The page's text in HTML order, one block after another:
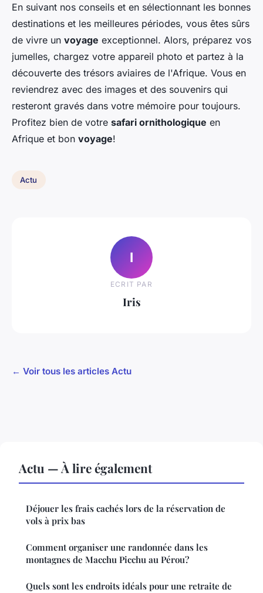
En suivant nos conseils et en sélectionnant les bonnes
destinations et les meilleures périodes, vous êtes sûrs
de vivre un voyage exceptionnel. Alors, préparez vos
jumelles, chargez votre appareil photo et partez à la
découverte des trésors aviaires de l'Afrique. Vous en
reviendrez avec des images et des souvenirs qui
resteront gravés dans votre mémoire pour toujours.
Profitez bien de votre safari ornithologique en
Afrique et bon voyage!
Actu
I
ECRIT PAR
Iris
← Voir tous les articles Actu
Actu — À lire également
Déjouer les frais cachés lors de la réservation de
vols à prix bas
Comment organiser une randonnée dans les
montagnes de Macchu Picchu au Pérou?
Quels sont les endroits idéals pour une retraite de